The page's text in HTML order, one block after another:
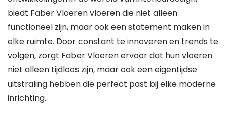
biedt Faber Vloeren vloeren die niet alleen
functioneel zijn, maar ook een statement maken in
elke ruimte. Door constant te innoveren en trends te
volgen, zorgt Faber Vloeren ervoor dat hun vloeren
niet alleen tijdloos zijn, maar ook een eigentijdse
uitstraling hebben die perfect past bij elke moderne
inrichting.